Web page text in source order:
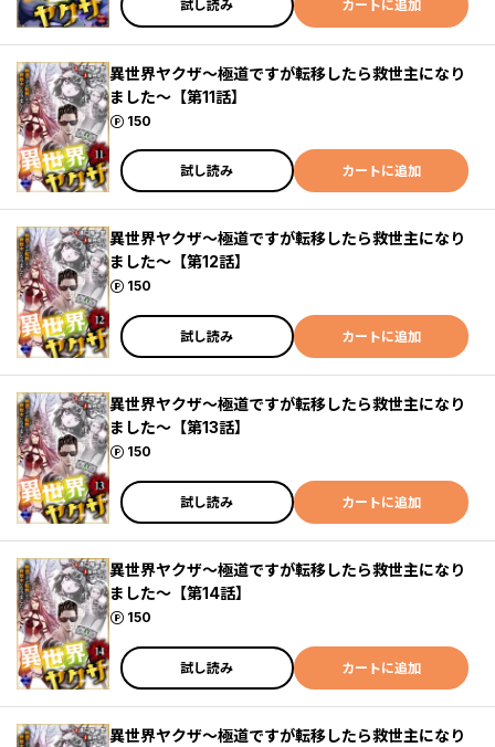
試し読み カートに追加
異世界ヤクザ～極道ですが転移したら救世主になり
ました～【第11話】
150
ポイント
試し読み カートに追加
異世界ヤクザ～極道ですが転移したら救世主になり
ました～【第12話】
150
ポイント
試し読み カートに追加
異世界ヤクザ～極道ですが転移したら救世主になり
ました～【第13話】
150
ポイント
試し読み カートに追加
異世界ヤクザ～極道ですが転移したら救世主になり
ました～【第14話】
150
ポイント
試し読み カートに追加
異世界ヤクザ～極道ですが転移したら救世主になり